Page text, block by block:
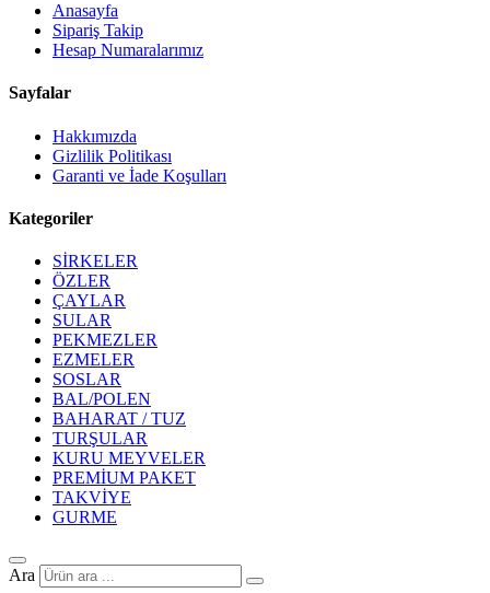
Anasayfa
Sipariş Takip
Hesap Numaralarımız
Sayfalar
Hakkımızda
Gizlilik Politikası
Garanti ve İade Koşulları
Kategoriler
SİRKELER
ÖZLER
ÇAYLAR
SULAR
PEKMEZLER
EZMELER
SOSLAR
BAL/POLEN
BAHARAT / TUZ
TURŞULAR
KURU MEYVELER
PREMİUM PAKET
TAKVİYE
GURME
Ara